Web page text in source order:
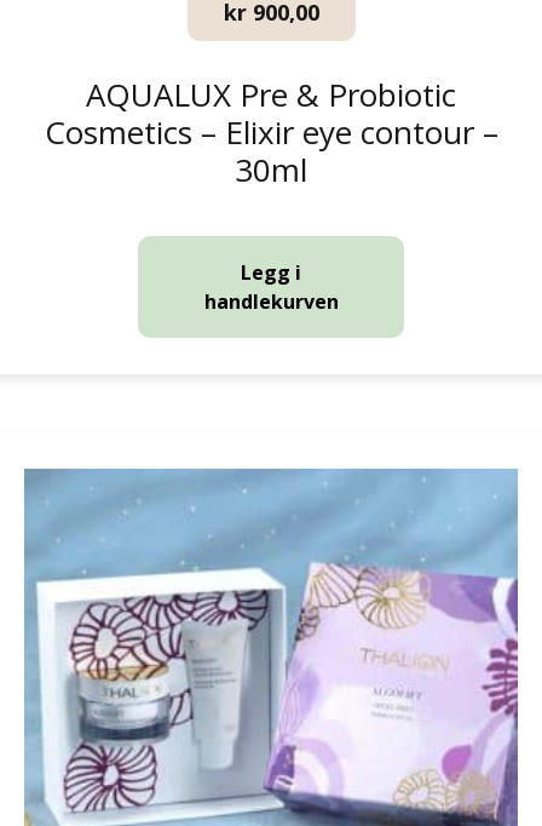
kr900,00
AQUALUX Pre & Probiotic
Cosmetics – Elixir eye contour –
30ml
Legg i
handlekurven